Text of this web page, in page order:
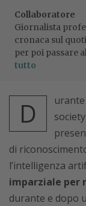
Collaboratore
Giornalista
cronaca sul
per poi passare
tutto
D
di
l’intelligenza
imparziale per
durante e dopo